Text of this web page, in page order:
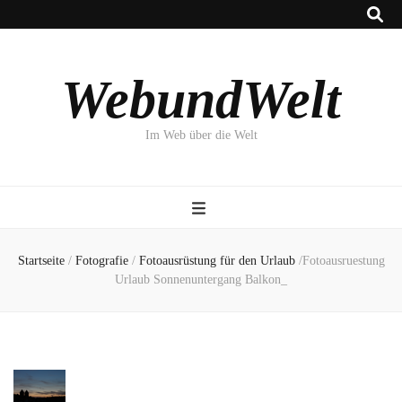
WebundWelt
Im Web über die Welt
Startseite / Fotografie / Fotoausrüstung für den Urlaub /Fotoausruestung
Urlaub Sonnenuntergang Balkon_